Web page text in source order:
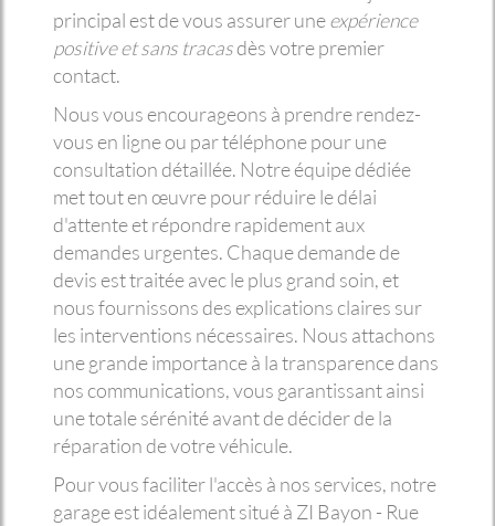
principal est de vous assurer uneexpérience
positive et sans tracasdès votre premier
contact.
Nous vous encourageons à prendre rendez-
vous en ligne ou par téléphone pour une
consultation détaillée. Notre équipe dédiée
met tout en œuvre pour réduire le délai
d'attente et répondre rapidement aux
demandes urgentes. Chaque demande de
devis est traitée avec le plus grand soin, et
nous fournissons des explications claires sur
les interventions nécessaires. Nous attachons
une grande importance à la transparence dans
nos communications, vous garantissant ainsi
une totale sérénité avant de décider de la
réparation de votre véhicule.
Pour vous faciliter l'accès à nos services, notre
garage est idéalement situé à ZI Bayon - Rue